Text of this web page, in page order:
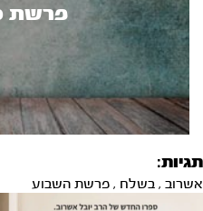
פרשת
תגיות:
אשרוב , בשלח , פרשת השבוע